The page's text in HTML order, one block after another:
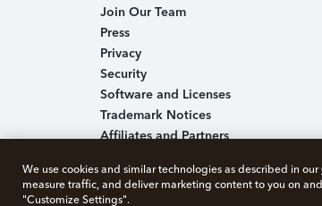
Join Our Team
Press
Privacy
Security
Software and Licenses
Trademark Notices
Affiliates and Partners
We use cookies and similar technologies as described in our
measure traffic, and deliver marketing content to you on
"Customize Settings".